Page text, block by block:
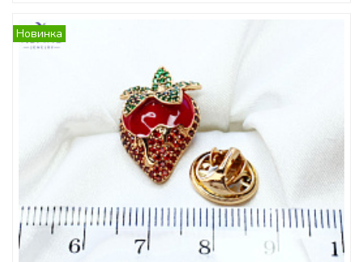
Новинка